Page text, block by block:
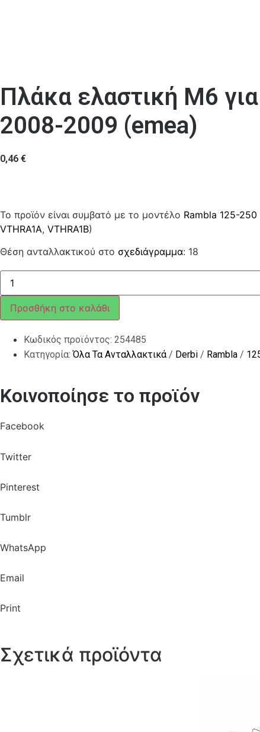
Πλάκα ελαστική M6
2008-2009 (emea)
0,46 €
Το προϊόν είναι συμβατό με το μοντέλο Rambla 125-
VTHRA1A, VTHRA1B)
Θέση ανταλλακτικού στο σχεδιάγραμμα: 18
Πλάκα
ελαστική
M6
ποσότητα
Προσθήκη στο καλάθι
Κωδικός προϊόντος: 254485
Κατηγορία:Όλα Τα Ανταλλακτικά/ Derbi / Rambla /
Κοινοποίησε το προϊόν
Facebook
Twitter
Pinterest
Tumblr
WhatsApp
Email
Print
Σχετικά προϊόντα